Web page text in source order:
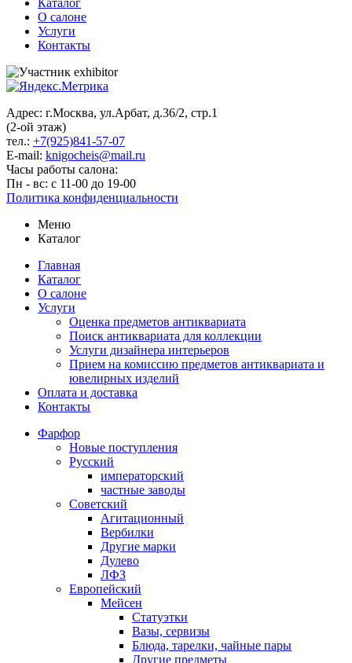
Каталог
О салоне
Услуги
Контакты
Адрес: г.Москва, ул.Арбат, д.36/2, стр.1
(2-ой этаж)
тел.: +7(925)841-57-07
E-mail: knigocheis@mail.ru
Часы работы салона:
Пн - вс: с 11-00 до 19-00
Политика конфиденциальности
Меню
Каталог
Главная
Каталог
О салоне
Услуги
Оценка предметов антиквариата
Поиск антиквариата для коллекции
Услуги дизайнера интерьеров
Прием на комиссию предметов антиквариата и
ювелирных изделий
Оплата и доставка
Контакты
Фарфор
Новые поступления
Русский
императорский
частные заводы
Советский
Агитационный
Вербилки
Другие марки
Дулево
ЛФЗ
Европейский
Мейсен
Статуэтки
Вазы, сервизы
Блюда, тарелки, чайные пары
Другие предметы